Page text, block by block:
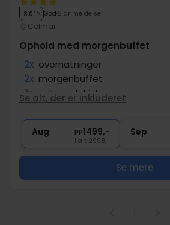
3.0/ 5 God 2 anmeldelser
Colmar
Ophold med morgenbuffet
2x overnatninger
2x morgenbuffet
1x velkomstdrink
∞ God beliggenhed
Se alt, der er inkluderet
Aug pp1499,-
I alt 2998,-
Sep
Se mere